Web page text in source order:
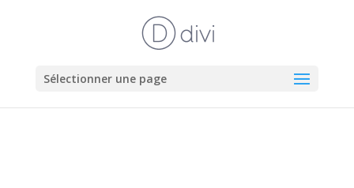
Sélectionner une page